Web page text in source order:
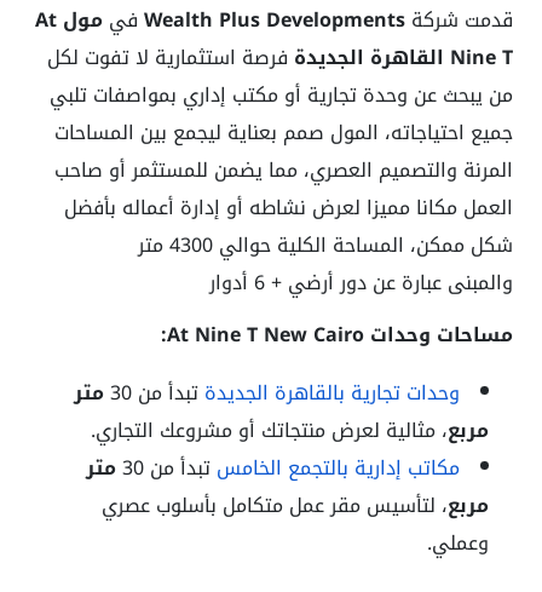
قدمت شركةWealth Plus Developmentsفي
مول At
Nine T القاهرة الجديدة
فرصة استثمارية لا تفوت لكل
من يبحث عن وحدة تجارية أو مكتب إداري بمواصفات تلبي
جميع احتياجاته، المول صمم بعناية ليجمع بين المساحات
المرنة والتصميم العصري، مما يضمن للمستثمر أو صاحب
العمل مكانا مميزا لعرض نشاطه أو إدارة أعماله بأفضل
شكل ممكن، المساحة الكلية حوالي 4300 متر
والمبنى عبارة عن دور أرضي + 6 أدوار
مساحات وحدات At Nine T New Cairo:
وحدات تجارية بالقاهرة الجديدةتبدأ من 30
متر
مربع، مثالية لعرض منتجاتك أو مشروعك التجاري.
مكاتب إدارية بالتجمع الخامستبدأ من 30
متر
مربع، لتأسيس مقر عمل متكامل بأسلوب عصري
وعملي.